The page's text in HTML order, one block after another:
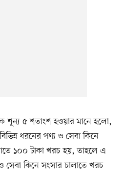
শূন্য ৫ শতাংশ হওয়ার মানে হলো,
ধরনের পণ্য ও সেবা কিনে
১০০ টাকা খরচ হয়, তাহলে এ
কিনে সংসার চালাতে খরচ